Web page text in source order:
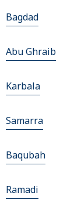
Bagdad
Abu Ghraib
Karbala
Samarra
Baqubah
Ramadi